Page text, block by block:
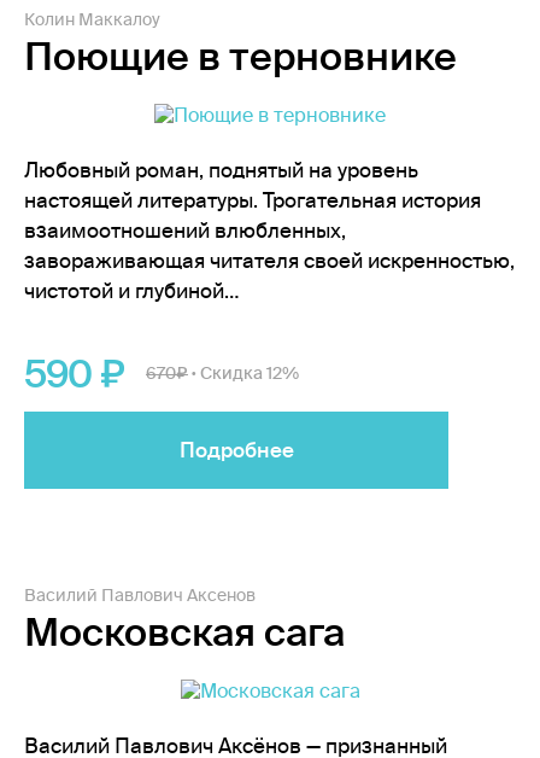
Колин Маккалоу
Поющие в терновнике
Любовный роман, поднятый на уровень
настоящей литературы. Трогательная история
взаимоотношений влюбленных,
завораживающая читателя своей искренностью,
чистотой и глубиной…
590 670 • Скидка 12%
Подробнее
Василий Павлович Аксенов
Московская сага
Василий Павлович Аксёнов — признанный